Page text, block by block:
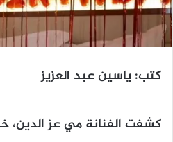
كتب: ياسين عبد العزيز
كشفت الفنانة مي عز الدين،